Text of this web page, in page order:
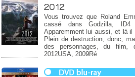
2012
Vous trouvez que Roland
cassé dans Godzilla,
Apparemment lui aussi, et là
Plein de destruction, donc,
des personnages, du film,
2012USA, 2009Ré